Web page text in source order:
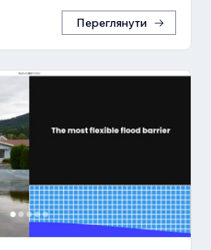
Переглянути